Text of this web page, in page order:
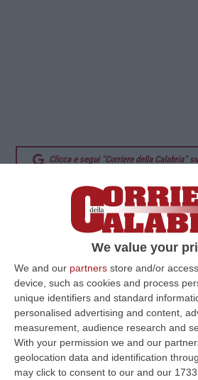
We value your
We and our partners store and/or
device, such as cookies and process
unique identifiers and standard
personalised advertising and content,
measurement, audience research and
With your permission we and our
geolocation data and identification
may click to consent to our and our
Clicca e segui “Corriere della Calabria”
CATANZARO
Scende il
da Covid in Calabria
ieri (+574) con un numero di
equivalente (+4.021). Il
vittime che è di 9 pazienti,
gran parte (6 morti) un
situazione del Cosentino e
avvenuti tra luglio e agosto
viene segnalato nel